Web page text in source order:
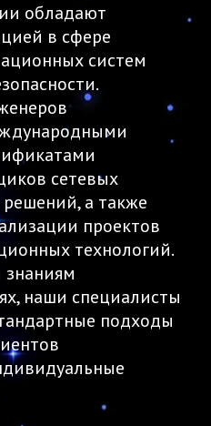
обладают
в сфере
систем
сетевых
а также
проектов
технологий.
знаниям
наши специалисты
подходы